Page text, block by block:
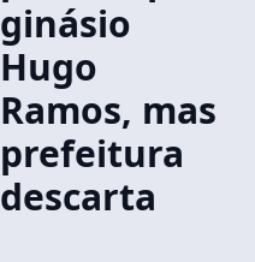
ginásio
Hugo
Ramos, mas
prefeitura
descarta